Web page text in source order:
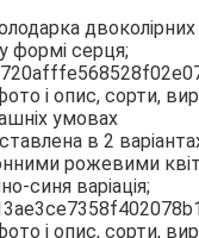
двоколірних
у формі серця;
в 2
рожевими
синя варіація;